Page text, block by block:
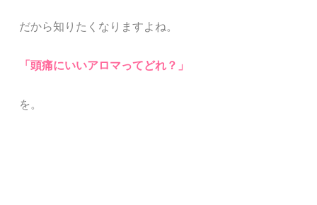
だから知りたくなりますよね。
「頭痛にいいアロマってどれ？」
を。